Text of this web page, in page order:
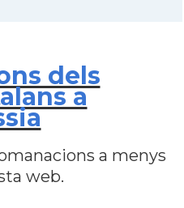
dels
a
a menys
web.